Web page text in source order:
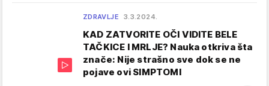
ZDRAVLJE 3.3.2024.
KAD ZATVORITE OČI VIDITE BELE
TAČKICE I MRLJE? Nauka otkriva šta
znače: Nije strašno sve dok se ne
pojave ovi SIMPTOMI